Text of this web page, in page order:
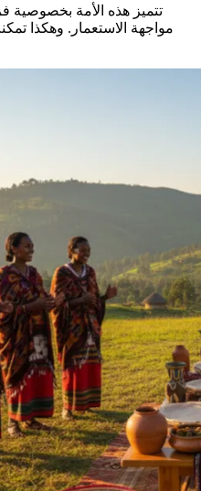
تتميز هذه الأمة بخصوصية
مواجهة الاستعمار. وهكذا